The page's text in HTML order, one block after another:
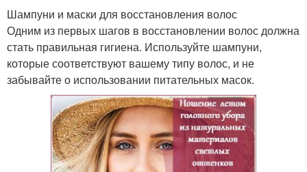
Шампуни и маски для восстановления волос
Одним из первых шагов в восстановлении волос должна
стать правильная гигиена. Используйте шампуни,
которые соответствуют вашему типу волос, и не
забывайте о использовании питательных масок.